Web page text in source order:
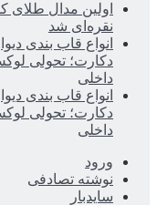
اولین مدال
نقره‌ای شد
انواع قاب بندی
دکارت؛ تحولی
داخلی
انواع قاب بندی
دکارت؛ تحولی
داخلی
ورود
نوشته تصادفی
سایدبار